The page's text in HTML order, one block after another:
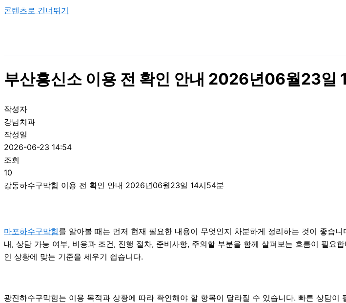
콘텐츠로 건너뛰기
부산흥신소 이용 전 확인 안내 2026년06월23일
작성자
강남치과
작성일
2026-06-23 14:54
조회
10
강동하수구막힘 이용 전 확인 안내 2026년06월23일 14시54분
마포하수구막힘를 알아볼 때는 먼저 현재 필요한 내용이 무엇인지 차분하게 정리하는 것이 좋습
내, 상담 가능 여부, 비용과 조건, 진행 절차, 준비사항, 주의할 부분을 함께 살펴보는 흐름이 필
인 상황에 맞는 기준을 세우기 쉽습니다.
광진하수구막힘는 이용 목적과 상황에 따라 확인해야 할 항목이 달라질 수 있습니다. 빠른 상담